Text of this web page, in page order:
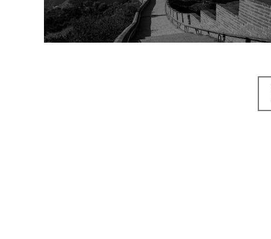
旅游休闲 电商网站 网站建设